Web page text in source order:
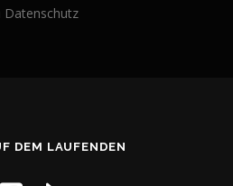
Datenschutz
DEM LAUFENDEN